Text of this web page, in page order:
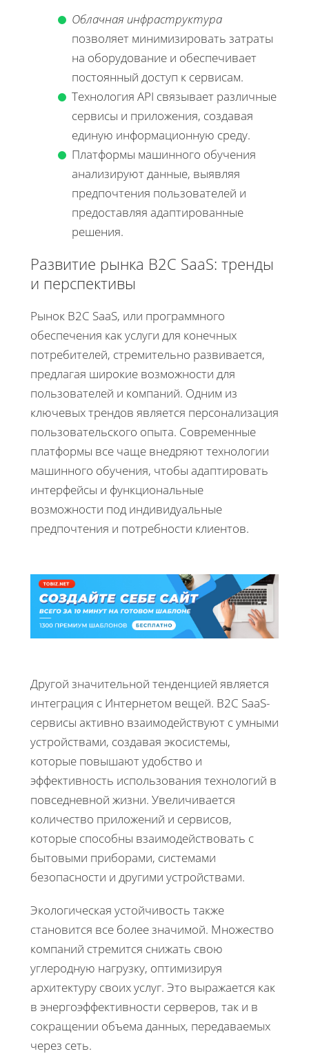
Облачная инфраструктура
позволяет минимизировать затраты
на оборудование и обеспечивает
постоянный доступ к сервисам.
Технология API связывает различные
сервисы и приложения, создавая
единую информационную среду.
Платформы машинного обучения
анализируют данные, выявляя
предпочтения пользователей и
предоставляя адаптированные
решения.
Развитие рынка B2C SaaS: тренды
и перспективы
Рынок B2C SaaS, или программного
обеспечения как услуги для конечных
потребителей, стремительно развивается,
предлагая широкие возможности для
пользователей и компаний. Одним из
ключевых трендов является персонализация
пользовательского опыта. Современные
платформы все чаще внедряют технологии
машинного обучения, чтобы адаптировать
интерфейсы и функциональные
возможности под индивидуальные
предпочтения и потребности клиентов.
Другой значительной тенденцией является
интеграция с Интернетом вещей. B2C SaaS-
сервисы активно взаимодействуют с умными
устройствами, создавая экосистемы,
которые повышают удобство и
эффективность использования технологий в
повседневной жизни. Увеличивается
количество приложений и сервисов,
которые способны взаимодействовать с
бытовыми приборами, системами
безопасности и другими устройствами.
Экологическая устойчивость также
становится все более значимой. Множество
компаний стремится снижать свою
углеродную нагрузку, оптимизируя
архитектуру своих услуг. Это выражается как
в энергоэффективности серверов, так и в
сокращении объема данных, передаваемых
через сеть.